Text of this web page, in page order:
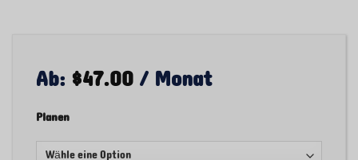
Ab: $47.00/ Monat
Planen